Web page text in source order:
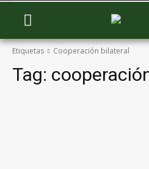
Etiquetas Cooperación bilateral
Tag: